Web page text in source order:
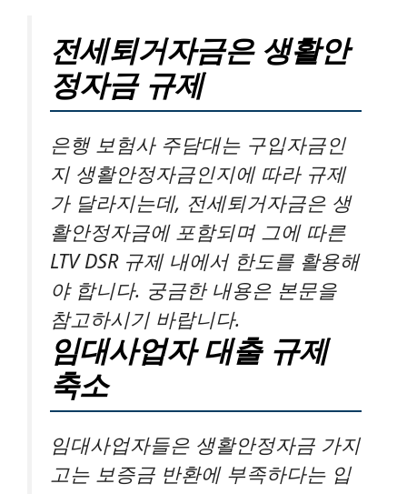
전세퇴거자금은 생활안
정자금 규제
은행 보험사 주담대는 구입자금인
지 생활안정자금인지에 따라 규제
가 달라지는데, 전세퇴거자금은 생
활안정자금에 포함되며 그에 따른
LTV DSR 규제 내에서 한도를 활용해
야 합니다. 궁금한 내용은 본문을
참고하시기 바랍니다.
임대사업자 대출 규제
축소
임대사업자들은 생활안정자금 가지
고는 보증금 반환에 부족하다는 입